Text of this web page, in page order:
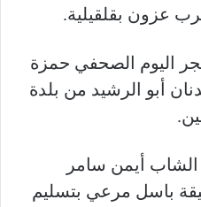
عزون بقلقيلية.
اليوم الصحفي حمزة
أبو الرشيد من بلدة
الشاب أيمن سامر
باسل مرعي بتسليم